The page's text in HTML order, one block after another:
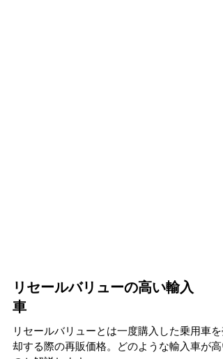
リセールバリューの高い輸入
車